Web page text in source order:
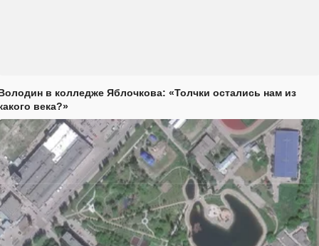
в колледже Яблочкова: «Толчки остались нам из
века?»